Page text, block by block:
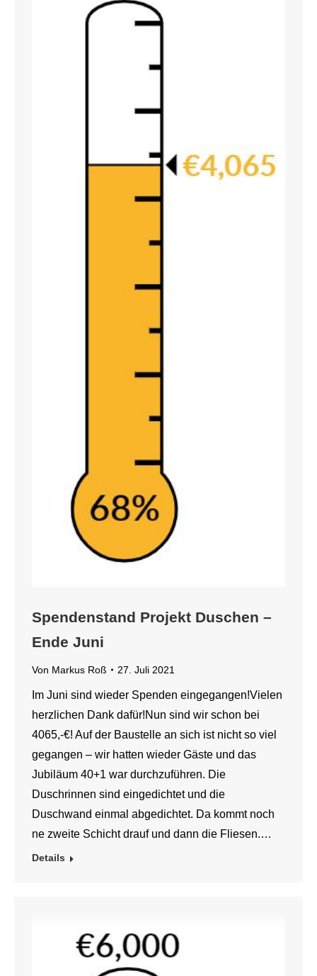
Spendenstand Projekt Duschen –
Ende Juni
Von Markus Roß 27. Juli 2021
Im Juni sind wieder Spenden eingegangen!Vielen
herzlichen Dank dafür!Nun sind wir schon bei
4065,-€! Auf der Baustelle an sich ist nicht so viel
gegangen – wir hatten wieder Gäste und das
Jubiläum 40+1 war durchzuführen. Die
Duschrinnen sind eingedichtet und die
Duschwand einmal abgedichtet. Da kommt noch
ne zweite Schicht drauf und dann die Fliesen.…
Details